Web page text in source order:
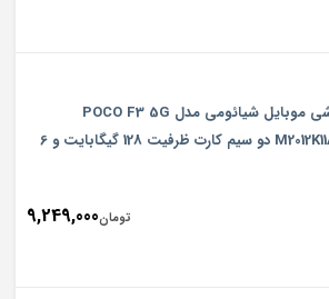
گوشی موبایل شیائومی مدل POCO F3 5G
M2012K11AG دو سیم‌ کارت ظرفیت 128 گیگابایت و 6
تومان9,249,000